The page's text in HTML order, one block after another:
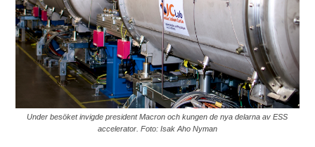
Under besöket invigde president Macron och kungen de nya delarna av ESS
accelerator. Foto: Isak Aho Nyman